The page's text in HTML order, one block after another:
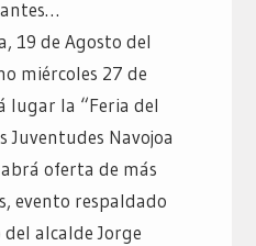
19 de Agosto del
miércoles 27 de
lugar la “Feria del
Juventudes Navojoa
oferta de más
evento respaldado
alcalde Jorge